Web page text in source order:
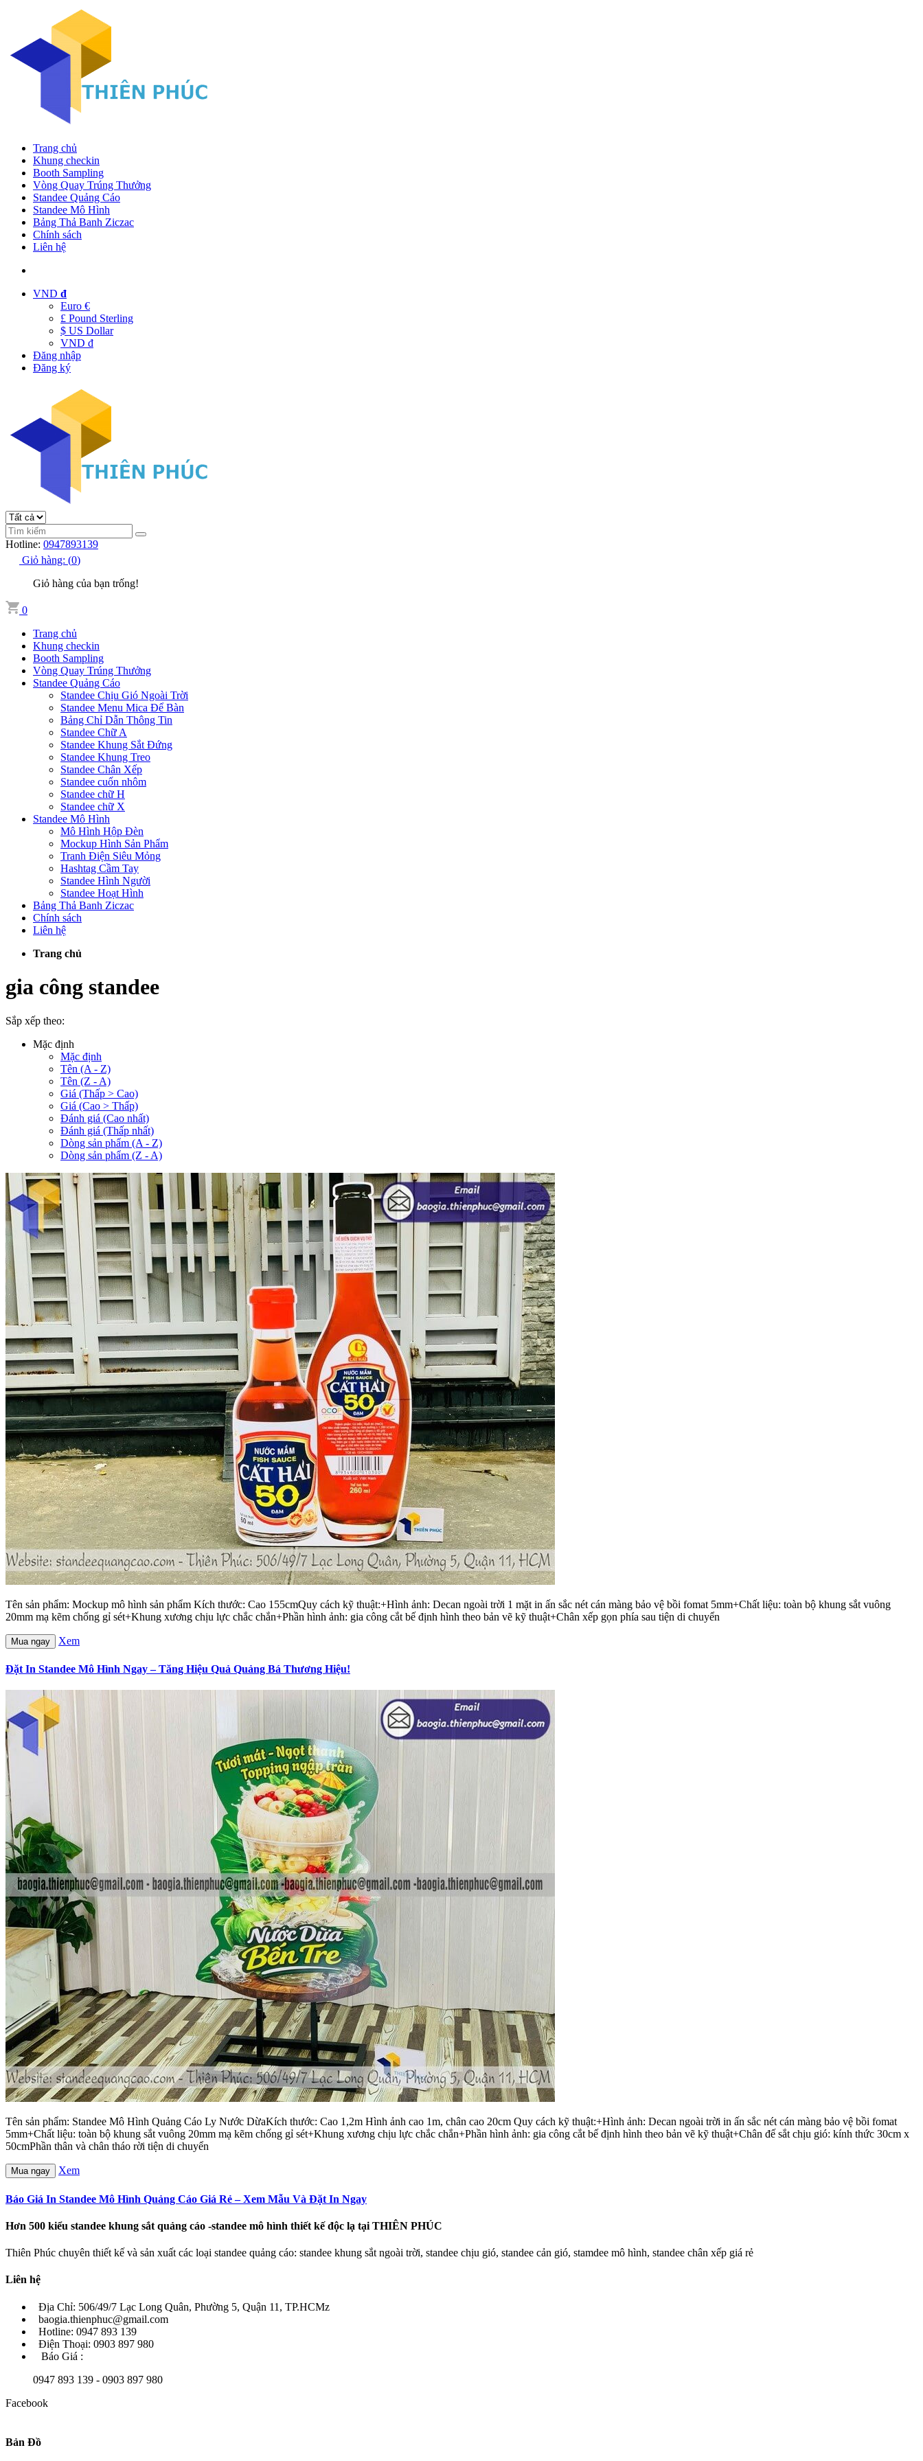
Trang chủ
Khung checkin
Booth Sampling
Vòng Quay Trúng Thưởng
Standee Quảng Cáo
Standee Mô Hình
Bảng Thả Banh Ziczac
Chính sách
Liên hệ
VND đ
Euro €
£ Pound Sterling
$ US Dollar
VND đ
Đăng nhập
Đăng ký
Hotline: 0947893139
Giỏ hàng: (0)
Giỏ hàng của bạn trống!
0
Trang chủ
Khung checkin
Booth Sampling
Vòng Quay Trúng Thưởng
Standee Quảng Cáo
Standee Chịu Gió Ngoài Trời
Standee Menu Mica Để Bàn
Bảng Chỉ Dẫn Thông Tin
Standee Chữ A
Standee Khung Sắt Đứng
Standee Khung Treo
Standee Chân Xếp
Standee cuốn nhôm
Standee chữ H
Standee chữ X
Standee Mô Hình
Mô Hình Hộp Đèn
Mockup Hình Sản Phẩm
Tranh Điện Siêu Mỏng
Hashtag Cầm Tay
Standee Hình Người
Standee Hoạt Hình
Bảng Thả Banh Ziczac
Chính sách
Liên hệ
Trang chủ
gia công standee
Sắp xếp theo:
Mặc định
Mặc định
Tên (A - Z)
Tên (Z - A)
Giá (Thấp > Cao)
Giá (Cao > Thấp)
Đánh giá (Cao nhất)
Đánh giá (Thấp nhất)
Dòng sản phẩm (A - Z)
Dòng sản phẩm (Z - A)
Tên sản phẩm: Mockup mô hình sản phẩm Kích thước: Cao 155cmQuy cách kỹ thuật:+Hình ảnh: Decan ngoài trời 1 mặt in ấn sắc nét cán màng bảo vệ bồi fomat 5mm+Chất liệu: toàn bộ khung sắt vuông
20mm mạ kẽm chống gỉ sét+Khung xương chịu lực chắc chắn+Phần hình ảnh: gia công cắt bế định hình theo bản vẽ kỹ thuật+Chân xếp gọn phía sau tiện di chuyển
Mua ngay Xem
Đặt In Standee Mô Hình Ngay – Tăng Hiệu Quả Quảng Bá Thương Hiệu!
Tên sản phẩm: Standee Mô Hình Quảng Cáo Ly Nước DừaKích thước: Cao 1,2m Hình ảnh cao 1m, chân cao 20cm Quy cách kỹ thuật:+Hình ảnh: Decan ngoài trời in ấn sắc nét cán màng bảo vệ bồi fomat
5mm+Chất liệu: toàn bộ khung sắt vuông 20mm mạ kẽm chống gỉ sét+Khung xương chịu lực chắc chắn+Phần hình ảnh: gia công cắt bế định hình theo bản vẽ kỹ thuật+Chân đế sắt chịu gió: kính thức 30cm x
50cmPhần thân và chân tháo rời tiện di chuyển
Mua ngay Xem
Báo Giá In Standee Mô Hình Quảng Cáo Giá Rẻ – Xem Mẫu Và Đặt In Ngay
Hơn 500 kiểu standee khung sắt quảng cáo -standee mô hình thiết kế độc lạ tại THIÊN PHÚC
Thiên Phúc chuyên thiết kế và sản xuất các loại standee quảng cáo: standee khung sắt ngoài trời, standee chịu gió, standee cản gió, stamdee mô hình, standee chân xếp giá rẻ
Liên hệ
Địa Chỉ: 506/49/7 Lạc Long Quân, Phường 5, Quận 11, TP.HCMz
baogia.thienphuc@gmail.com
Hotline: 0947 893 139
Điện Thoại: 0903 897 980
Báo Giá :
0947 893 139 - 0903 897 980
Facebook
Bản Đồ